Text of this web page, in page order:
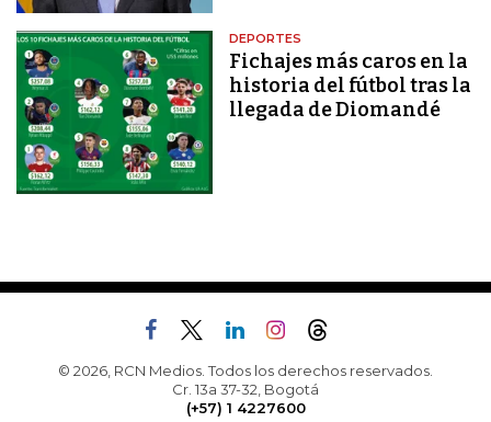
DEPORTES
Fichajes más caros en la
historia del fútbol tras la
llegada de Diomandé
© 2026, RCN Medios. Todos los derechos reservados.
Cr. 13a 37-32, Bogotá
(+57) 1 4227600